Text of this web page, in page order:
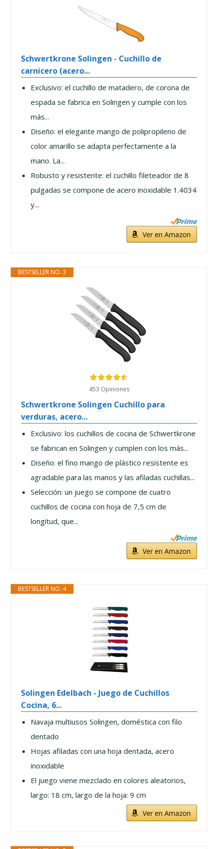
Schwertkrone Solingen - Cuchillo de
carnicero (acero...
Exclusivo: el cuchillo de matadero, de corona de
espada se fabrica en Solingen y cumple con los
más...
Diseño: el elegante mango de polipropileno de
color amarillo se adapta perfectamente a la
mano. La...
Robusto y resistente: el cuchillo fileteador de 8
pulgadas se compone de acero inoxidable 1.4034
y...
Ver en Amazon
BESTSELLER NO. 3
453 Opiniones
Schwertkrone Solingen Cuchillo para
verduras, acero...
Exclusivo: los cuchillos de cocina de Schwertkrone
se fabrican en Solingen y cumplen con los más...
Diseño: el fino mango de plástico resistente es
agradable para las manos y las afiladas cuchillas...
Selección: un juego se compone de cuatro
cuchillos de cocina con hoja de 7,5 cm de
longitud, que...
Ver en Amazon
BESTSELLER NO. 4
Solingen Edelbach - Juego de Cuchillos
Cocina, 6...
Navaja multiusos Solingen, doméstica con filo
dentado
Hojas afiladas con una hoja dentada, acero
inoxidable
El juego viene mezclado en colores aleatorios,
largo: 18 cm, largo de la hoja: 9 cm
Ver en Amazon